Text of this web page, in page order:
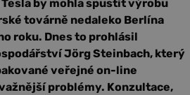
by mohla spustit výrobu
továrně nedaleko Berlína
roku. Dnes to prohlásil
Jörg Steinbach, který
veřejné on-line
problémy. Konzultace,